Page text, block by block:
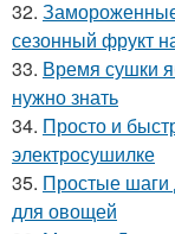
32.
сезонный фрукт
33. Время сушки
нужно знать
34. Просто и
электросушилке
35. Простые шаги
для овощей